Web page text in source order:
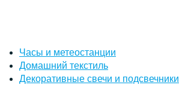
Часы и метеостанции
Домашний текстиль
Декоративные свечи и подсвечники